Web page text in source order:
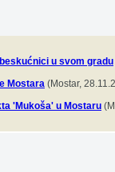
u svom gradu
Mostara (Mostar,
'Mukoša' u Mostaru